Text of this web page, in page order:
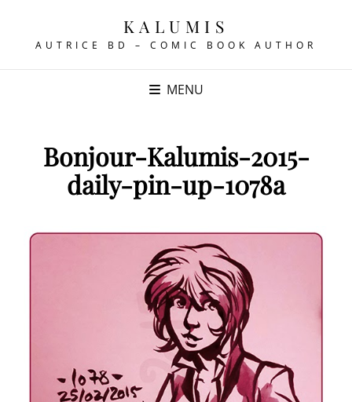
KALUMIS
AUTRICE BD – COMIC BOOK AUTHOR
MENU
Bonjour-Kalumis-2015-
daily-pin-up-1078a